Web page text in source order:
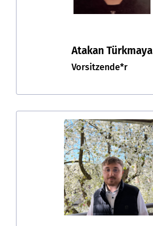
Atakan Türkmaya
Vorsitzende*r